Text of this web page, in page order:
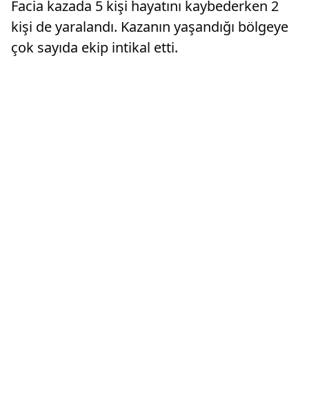
Facia kazada 5 kişi hayatını kaybederken 2
kişi de yaralandı. Kazanın yaşandığı bölgeye
çok sayıda ekip intikal etti.